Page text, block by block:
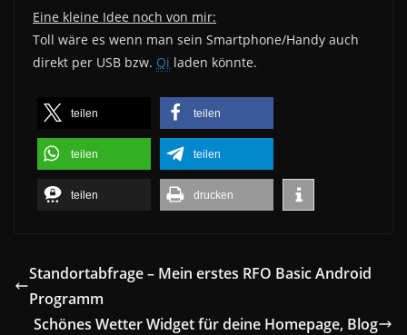
Eine kleine Idee noch von mir:
Toll wäre es wenn man sein Smartphone/Handy auch
direkt per USB bzw. Qi laden könnte.
teilen teilen
teilen teilen
teilen drucken
Standortabfrage – Mein erstes RFO Basic Android
Programm
Schönes Wetter Widget für deine Homepage, Blog